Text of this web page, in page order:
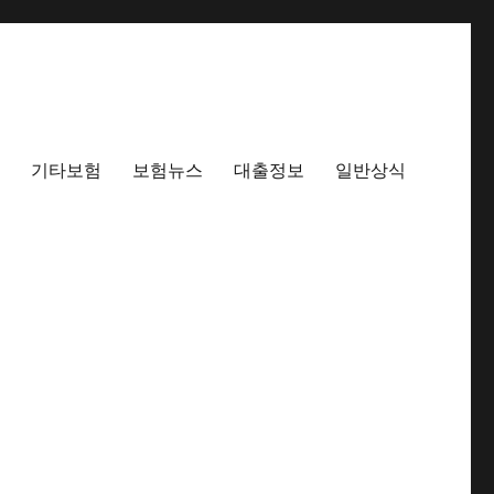
기타보험 보험뉴스 대출정보 일반상식